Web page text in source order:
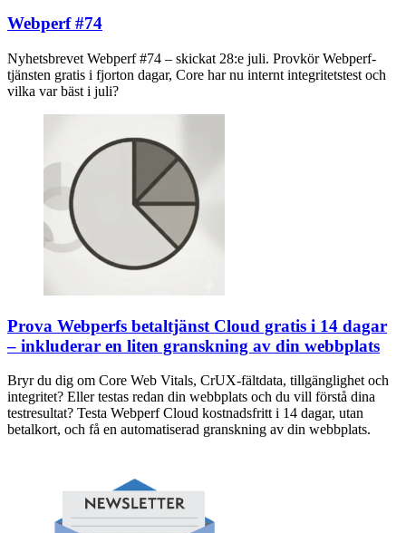
Webperf #74
Nyhetsbrevet Webperf #74 – skickat 28:e juli. Provkör Webperf-
tjänsten gratis i fjorton dagar, Core har nu internt integritetstest och
vilka var bäst i juli?
Prova Webperfs betaltjänst Cloud gratis i 14 dagar
– inkluderar en liten granskning av din webbplats
Bryr du dig om Core Web Vitals, CrUX-fältdata, tillgänglighet och
integritet? Eller testas redan din webbplats och du vill förstå dina
testresultat? Testa Webperf Cloud kostnadsfritt i 14 dagar, utan
betalkort, och få en automatiserad granskning av din webbplats.